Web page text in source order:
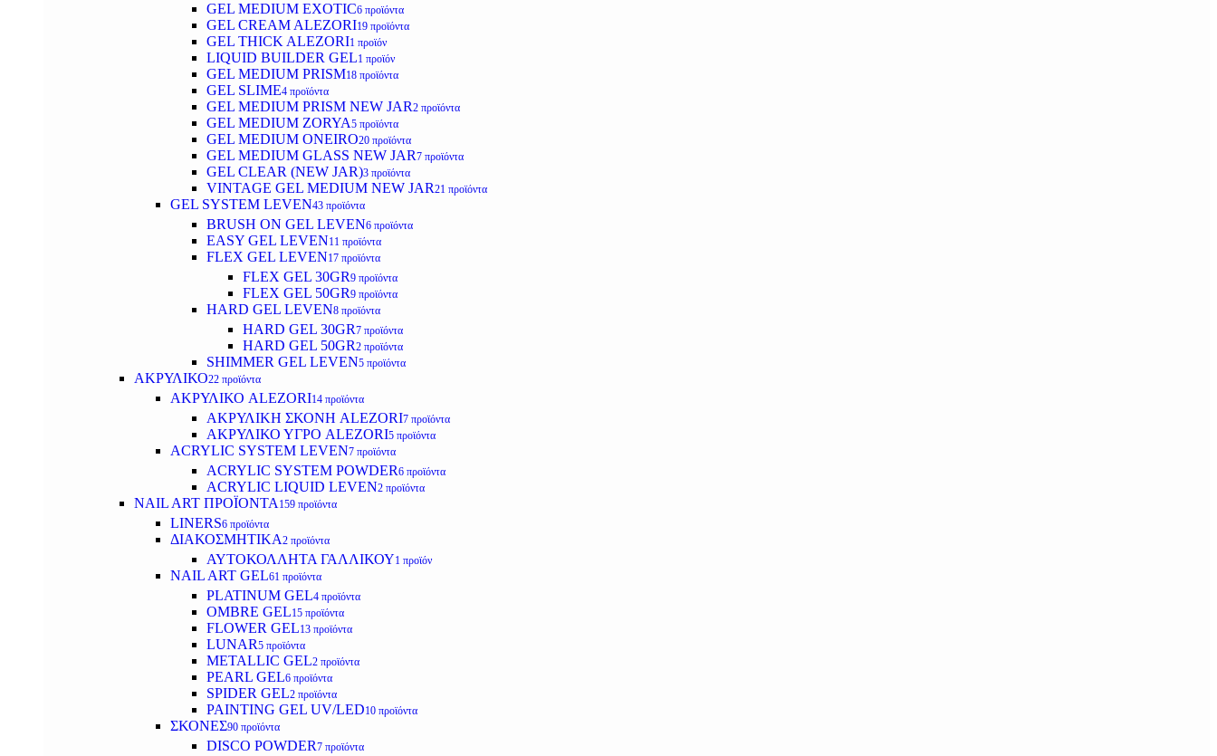
GEL MEDIUM EXOTIC6 προϊόντα
GEL CREAM ALEZORI19 προϊόντα
GEL THICK ALEZORI1 προϊόν
LIQUID BUILDER GEL1 προϊόν
GEL MEDIUM PRISM18 προϊόντα
GEL SLIME4 προϊόντα
GEL MEDIUM PRISM NEW JAR2 προϊόντα
GEL MEDIUM ZORYA5 προϊόντα
GEL MEDIUM ONEIRO20 προϊόντα
GEL MEDIUM GLASS NEW JAR7 προϊόντα
GEL CLEAR (NEW JAR)3 προϊόντα
VINTAGE GEL MEDIUM NEW JAR21 προϊόντα
GEL SYSTEM LEVEN43 προϊόντα
BRUSH ON GEL LEVEN6 προϊόντα
EASY GEL LEVEN11 προϊόντα
FLEX GEL LEVEN17 προϊόντα
FLEX GEL 30GR9 προϊόντα
FLEX GEL 50GR9 προϊόντα
HARD GEL LEVEN8 προϊόντα
HARD GEL 30GR7 προϊόντα
HARD GEL 50GR2 προϊόντα
SHIMMER GEL LEVEN5 προϊόντα
ΑΚΡΥΛΙΚΟ22 προϊόντα
ΑΚΡΥΛΙΚΟ ALEZORI14 προϊόντα
ΑΚΡΥΛΙΚΗ ΣΚΟΝΗ ALEZORI7 προϊόντα
ΑΚΡΥΛΙΚΟ ΥΓΡΟ ALEZORI5 προϊόντα
ACRYLIC SYSTEM LEVEN7 προϊόντα
ACRYLIC SYSTEM POWDER6 προϊόντα
ACRYLIC LIQUID LEVEN2 προϊόντα
NAIL ART ΠΡΟΪΟΝΤΑ 159 προϊόντα
LINERS6 προϊόντα
ΔΙΑΚΟΣΜΗΤΙΚΑ2 προϊόντα
ΑΥΤΟΚΟΛΛΗΤΑ ΓΑΛΛΙΚΟΥ1 προϊόν
NAIL ART GEL61 προϊόντα
PLATINUM GEL4 προϊόντα
OMBRE GEL15 προϊόντα
FLOWER GEL13 προϊόντα
LUNAR5 προϊόντα
METALLIC GEL2 προϊόντα
PEARL GEL6 προϊόντα
SPIDER GEL2 προϊόντα
PAINTING GEL UV/LED10 προϊόντα
ΣΚΟΝΕΣ90 προϊόντα
DISCO POWDER7 προϊόντα